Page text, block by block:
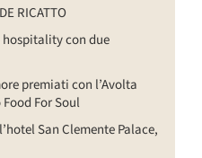
RICATTO
con due
premiati con l’Avolta
For Soul
San Clemente Palace,